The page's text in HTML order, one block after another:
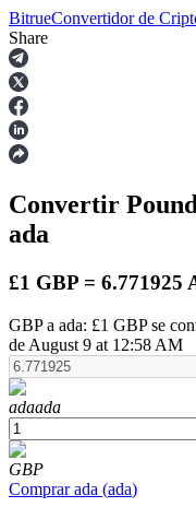
Futuros
Futuros del USDT
Futuros que utilizan
BitrueConvertidor de
Share
Convertir
ada
£1 GBP = 6.771925
GBP a ada: £1 GBP se
de August 9 at 12:58 AM
adaada
GBP
Comprar ada (ada)